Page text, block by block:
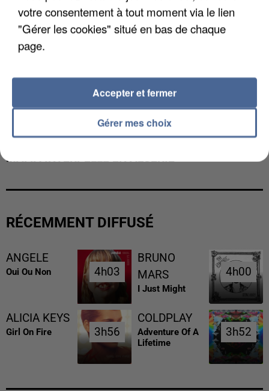
MAFIA INTERPELLÉ EN ALGÉRIE
RÉCEMMENT DIFFUSÉ
ANGELE
Oui Ou Non 4h03
4h03
BRUNO
MARS
I Just Might
4h00
4h00
ALICIA KEYS
Girl On Fire 3h56
3h56
COLDPLAY
Adventure Of A
Lifetime
3h52
3h52
votre consentement à tout moment via le lien
"Gérer les cookies" situé en bas de chaque
page.
Gérer mes choix
Accepter et fermer